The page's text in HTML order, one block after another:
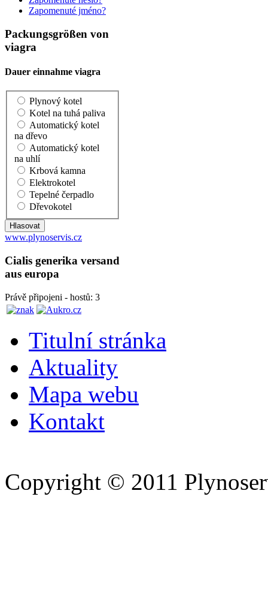
Zapomenuté jméno?
Packungsgrößen von
viagra
Dauer einnahme viagra
Plynový kotel
Kotel na tuhá paliva
Automatický kotel
na dřevo
Automatický kotel
na uhlí
Krbová kamna
Elektrokotel
Tepelné čerpadlo
Dřevokotel
www.plynoservis.cz
Cialis generika versand
aus europa
Právě připojeni - hostů: 3
Titulní stránka
Aktuality
Mapa webu
Kontakt
Copyright © 2011